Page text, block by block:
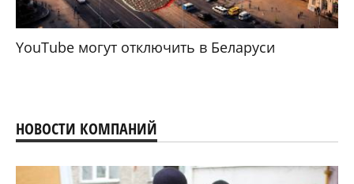
YouTube могут отключить в Беларуси
НОВОСТИ КОМПАНИЙ